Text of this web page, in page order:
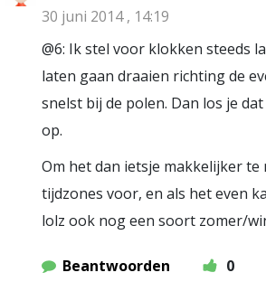
30 juni 2014 , 14:19
@6: Ik stel voor klokken steeds
laten gaan draaien richting de
snelst bij de polen. Dan los je
op.
Om het dan ietsje makkelijker te
tijdzones voor, en als het even
lolz ook nog een soort zomer/
Beantwoorden
0